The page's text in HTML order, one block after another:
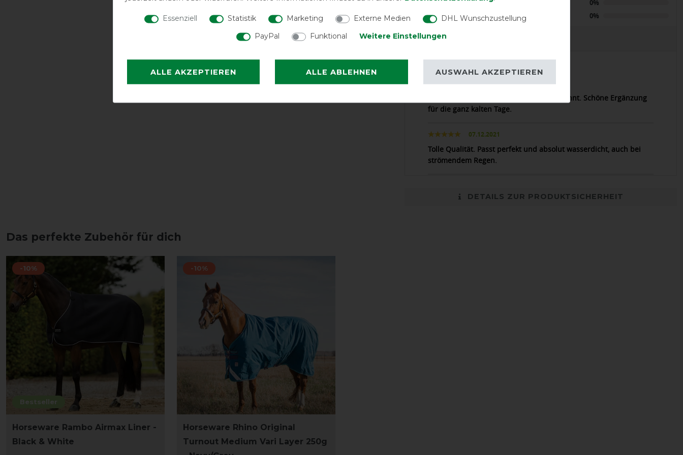
0%
Negative
0%
LATEST REVIEWS
07.07.2023
Qualität wie von den Rhino-Decken gewohnt. Schöne Ergänzung
für die ganz kalten Tage.
07.12.2021
Tolle Qualität. Passt perfekt und absolut wasserdicht, auch bei
strömendem Regen.
DETAILS ZUR PRODUKTSICHERHEIT
Das perfekte Zubehör für dich
Bestseller
-10%
Horseware Rambo Airmax Liner -
Black & White
-10%
Horseware Rhino Original
Turnout Medium Vari Layer 250g
Essenziell Statistik Marketing Externe Medien
DHL Wunschzustellung
PayPal
Funktional Weitere Einstellungen
ALLE AKZEPTIEREN ALLE ABLEHNEN AUSWAHL AKZEPTIEREN